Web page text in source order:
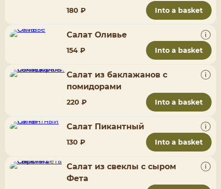
180 ₽ Into a basket
Салат Оливье
154 ₽ Into a basket
Салат из баклажанов с
помидорами
220 ₽ Into a basket
Салат Пикантный
130 ₽ Into a basket
Салат из свеклы с сыром
Фета